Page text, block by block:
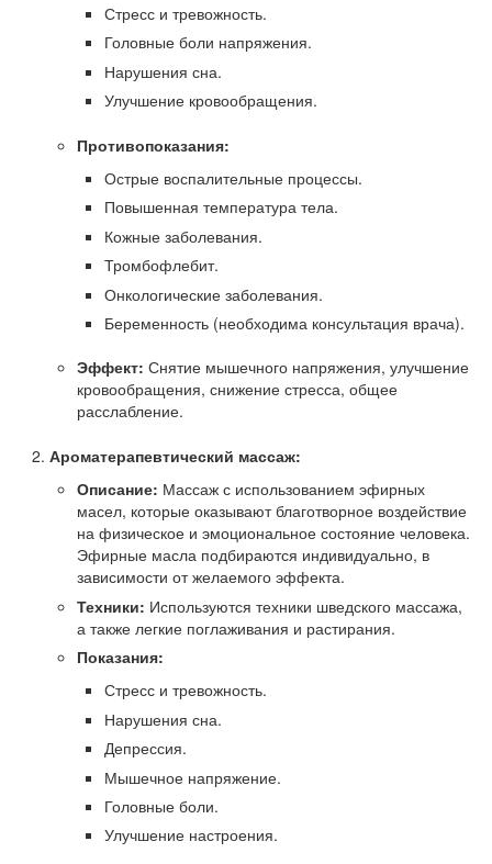
Стресс и тревожность.
Головные боли напряжения.
Нарушения сна.
Улучшение кровообращения.
Противопоказания:
Острые воспалительные процессы.
Повышенная температура тела.
Кожные заболевания.
Тромбофлебит.
Онкологические заболевания.
Беременность (необходима консультация врача).
Эффект: Снятие мышечного напряжения, улучшение
кровообращения, снижение стресса, общее
расслабление.
Ароматерапевтический массаж:
Описание: Массаж с использованием эфирных
масел, которые оказывают благотворное воздействие
на физическое и эмоциональное состояние человека.
Эфирные масла подбираются индивидуально, в
зависимости от желаемого эффекта.
Техники: Используются техники шведского массажа,
а также легкие поглаживания и растирания.
Показания:
Стресс и тревожность.
Нарушения сна.
Депрессия.
Мышечное напряжение.
Головные боли.
Улучшение настроения.